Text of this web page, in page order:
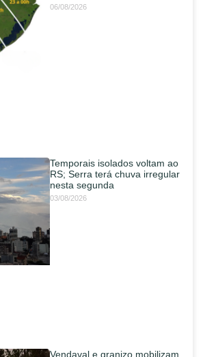
06/08/2026
Temporais isolados voltam ao
RS; Serra terá chuva irregular
nesta segunda
03/08/2026
Vendaval e granizo mobilizam